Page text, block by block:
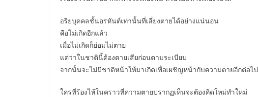
อริยบุคคลชั้นอรหันต์เท่านั้นที่เลี่ยงตายได้อย่างแน่นอน
คือไม่เกิดอีกแล้ว
เมื่อไม่เกิดก็ย่อมไม่ตาย
แต่ว่าในชาตินี้ต้องตายเสียก่อนตามระเบียบ
จากนั้นจะไม่มีชาติหน้าให้มาเกิดเพื่อเผชิญหน้ากับความตายอีกต่อไป
ใครที่ร้องไห้ในคราวที่ความตายปรากฏเห็นจะต้องคิดใหม่ทำใหม่